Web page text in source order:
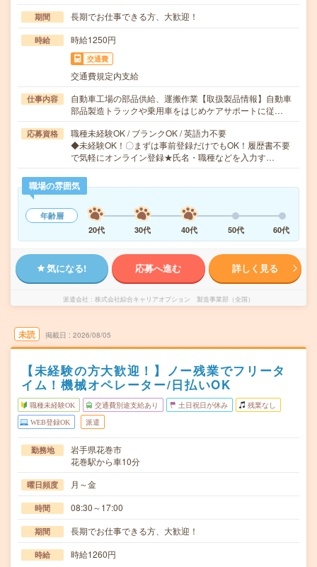
期間 長期でお仕事できる方、大歓迎！
時給 時給1250円
交通費
交通費規定内支給
仕事内容
自動車工場の部品供給、運搬作業【取扱製品情報】自動車
部品製造トラックや乗用車をはじめケアサポートに従…
応募資格
職種未経験OK / ブランクOK / 英語力不要
◆未経験OK！〇まずは事前登録だけでもOK！履歴書不要
で気軽にオンライン登録★氏名・職種などを入力す…
職場の雰囲気
年齢層
20代
30代 40代 50代 60代
気になる! 応募へ進む 詳しく見る
派遣会社 株式会社綜合キャリアオプション 製造事業部（全国）
未読 掲載日 2026/08/05
【未経験の方大歓迎！】ノー残業でフリータ
イム！機械オペレーター/日払いOK
職種未経験OK 交通費別途支給あり 土日祝日が休み 残業なし
WEB登録OK 派遣
勤務地
岩手県花巻市
花巻駅から車10分
曜日頻度 月～金
時間 08:30～17:00
期間 長期でお仕事できる方、大歓迎！
時給 時給1260円